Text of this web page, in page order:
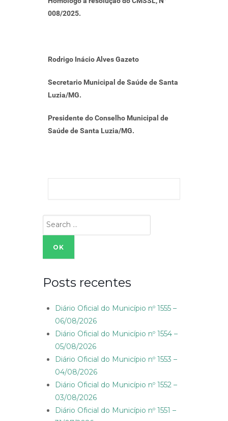
008/2025.
Rodrigo Inácio Alves Gazeto
Secretario Municipal de Saúde de Santa
Luzia/MG.
Presidente do Conselho Municipal de
Saúde de Santa Luzia/MG.
Search
for:
Posts recentes
Diário Oficial do Município nº 1555 –
06/08/2026
Diário Oficial do Município nº 1554 –
05/08/2026
Diário Oficial do Município nº 1553 –
04/08/2026
Diário Oficial do Município nº 1552 –
03/08/2026
Diário Oficial do Município nº 1551 –